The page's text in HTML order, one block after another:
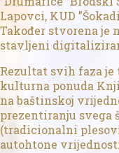
Lapovci, KUD
Također stvorena je
stavljeni
Rezultat svih faza je
kulturna ponuda
na baštinskoj
prezentiranju svega
(tradicionalni
autohtone